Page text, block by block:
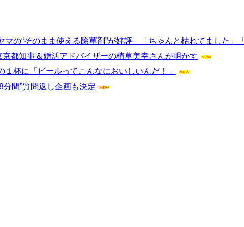
の“そのまま使える除草剤”が好評 「ちゃんと枯れてました」
都知事＆婚活アドバイザーの植草美幸さんが明かす
杯に「ビールってこんなにおいしいんだ！」
間”質問返し企画も決定